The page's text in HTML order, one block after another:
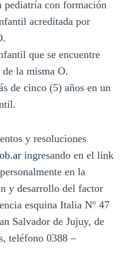
pediatría con formación
acreditada por
que se encuentre
la misma O.
de cinco (5) años en un
y resoluciones
ingresando en el link
en la
y desarrollo del factor
esquina Italia Nº 47
Salvador de Jujuy, de
teléfono 0388 –